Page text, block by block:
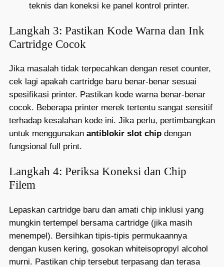
teknis dan koneksi ke panel kontrol printer.
Langkah 3: Pastikan Kode Warna dan Ink
Cartridge Cocok
Jika masalah tidak terpecahkan dengan reset counter,
cek lagi apakah cartridge baru benar-benar sesuai
spesifikasi printer. Pastikan kode warna benar-benar
cocok. Beberapa printer merek tertentu sangat sensitif
terhadap kesalahan kode ini. Jika perlu, pertimbangkan
untuk menggunakan antiblokir slot chip dengan
fungsional full print.
Langkah 4: Periksa Koneksi dan Chip
Filem
Lepaskan cartridge baru dan amati chip inklusi yang
mungkin tertempel bersama cartridge (jika masih
menempel). Bersihkan tipis-tipis permukaannya
dengan kusen kering, gosokan whiteisopropyl alcohol
murni. Pastikan chip tersebut terpasang dan terasa